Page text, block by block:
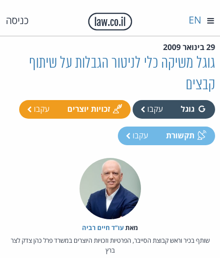
כניסה EN
29 בינואר 2009
גוגל משיקה כלי לניטור הגבלות על שיתוף
קבצים
גוגל עקבו זכויות יוצרים עקבו
תקשורת עקבו
מאת‏עו"ד חיים רביה
שותף בכיר וראש קבוצת הסייבר, הפרטיות וזכויות היוצרים במשרד פרל כהן צדק לצר
ברץ